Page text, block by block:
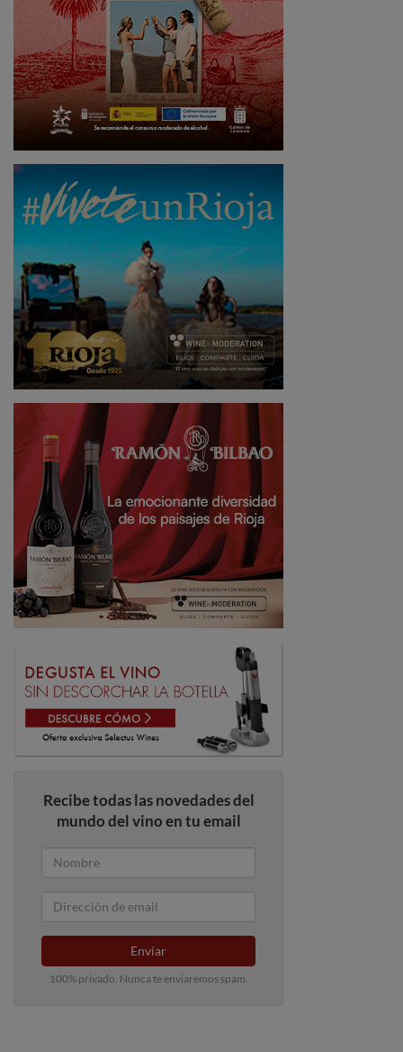
Recibe todas las novedades del
mundo del vino en tu email
Enviar
100% privado. Nunca te enviaremos spam.